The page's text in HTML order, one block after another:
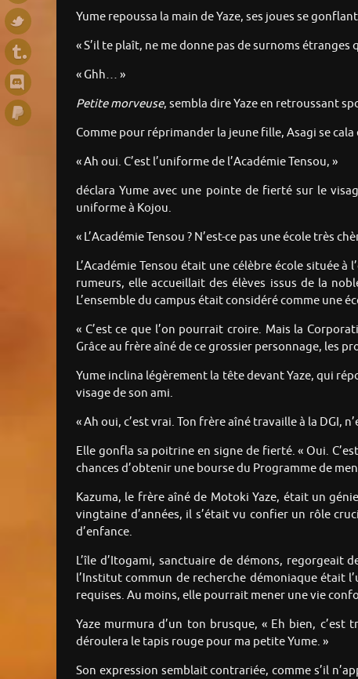
Yume repoussa la main de Yaze, ses joues se
« S’il te plaît, ne me donne pas de surnoms
« Ghh… »
Petite morveuse, sembla dire Yaze en retroussant
Comme pour réprimander la jeune fille, Asagi se
« Ah oui. C’est l’uniforme de l’Académie Tensou, »
déclara Yume avec une pointe de fierté sur le
uniforme à Kojou.
« L’Académie Tensou ? N’est-ce pas une école très
L’Académie Tensou était une célèbre école située
rumeurs, elle accueillait des élèves issus de la
L’ensemble du campus était considéré comme une
« C’est ce que l’on pourrait croire. Mais la
Grâce au frère aîné de ce grossier personnage, les
Yume inclina légèrement la tête devant Yaze, qui
visage de son ami.
« Ah oui, c’est vrai. Ton frère aîné travaille à la DGI,
Elle gonfla sa poitrine en signe de fierté. « Oui.
chances d’obtenir une bourse du Programme de
Kazuma, le frère aîné de Motoki Yaze, était un
vingtaine d’années, il s’était vu confier un rôle
d’enfance.
L’île d’Itogami, sanctuaire de démons, regorgeait
l’Institut commun de recherche démoniaque était
requises. Au moins, elle pourrait mener une vie
Yaze murmura d’un ton brusque, « Eh bien,
déroulera le tapis rouge pour ma petite Yume. »
Son expression semblait contrariée, comme s’il